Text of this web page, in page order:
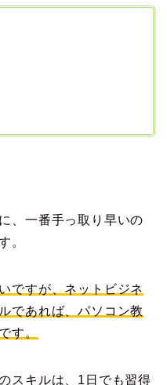
、一番手っ取り早いの
。
ですが、ネットビジネ
であれば、パソコン教
す。
スキルは、1日でも習得